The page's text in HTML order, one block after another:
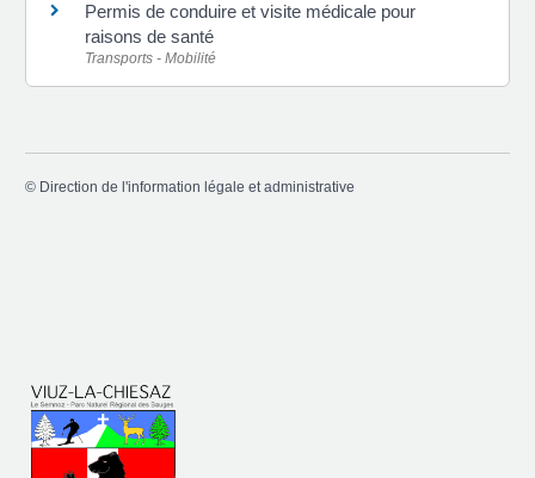
Permis de conduire et visite médicale pour
raisons de santé
Transports - Mobilité
© Direction de l'information légale et administrative